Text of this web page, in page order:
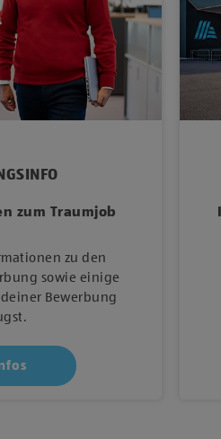
zum Traumjob
zu den
sowie einige
Bewerbung